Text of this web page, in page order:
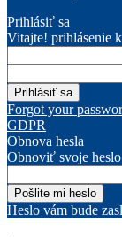
Prihlásiť sa
Vitajte! prihlásenie
Forgot your
GDPR
Obnova hesla
Obnoviť svoje heslo
Heslo vám bude